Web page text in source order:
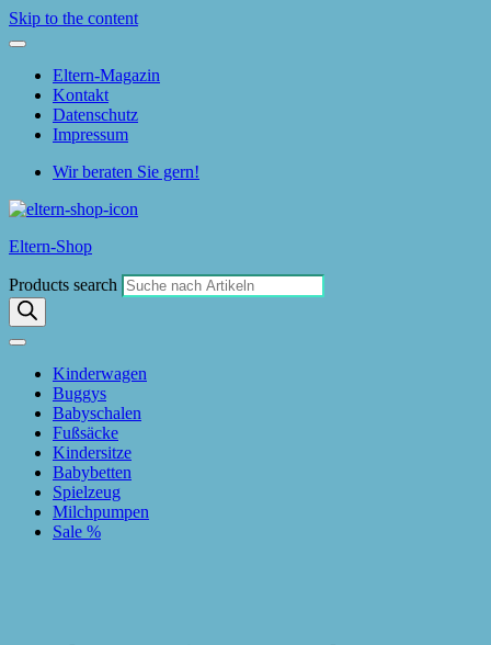
Skip to the content
Eltern-Magazin
Kontakt
Datenschutz
Impressum
Wir beraten Sie gern!
Eltern-Shop
Products search
Kinderwagen
Buggys
Babyschalen
Fußsäcke
Kindersitze
Babybetten
Spielzeug
Milchpumpen
Sale %